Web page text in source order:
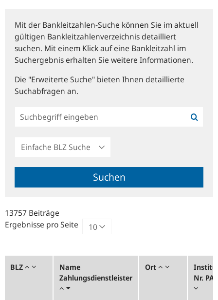
Mit der Bankleitzahlen-Suche können Sie im aktuell
gültigen Bankleitzahlenverzeichnis detailliert
suchen. Mit einem Klick auf eine Bankleitzahl im
Suchergebnis erhalten Sie weitere Informationen.
Die "Erweiterte Suche" bieten Ihnen detaillierte
Suchabfragen an.
Einfache
Suche
Suchen
13757 Beiträge
Ergebnisse pro Seite
BLZ
Name
Zahlungsdienstleister
Ort
Nr.